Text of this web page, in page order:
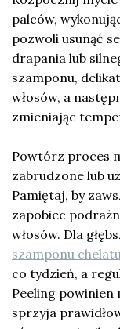
palców,
pozwoli usunąć
drapania lub
szamponu,
włosów, a
zmieniając
Powtórz proces
zabrudzone lub
Pamiętaj, by
zapobiec
włosów. Dla
szamponu
co tydzień, a
Peeling powinien
sprzyja